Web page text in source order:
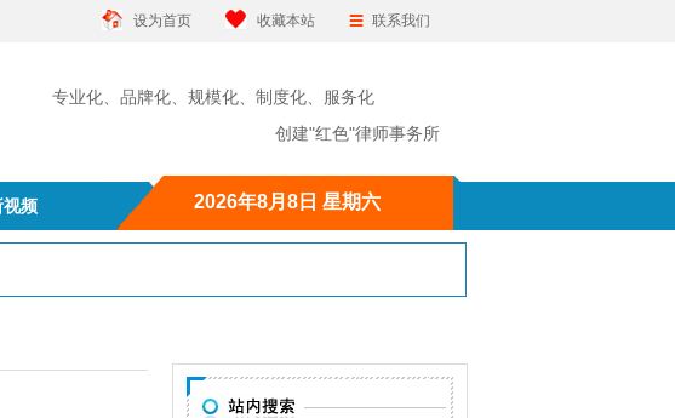
设为首页 收藏本站 联系我们
专业化、品牌化、规模化、制度化、服务化
创建"红色"律师事务所
视频 2026年8月8日 星期六